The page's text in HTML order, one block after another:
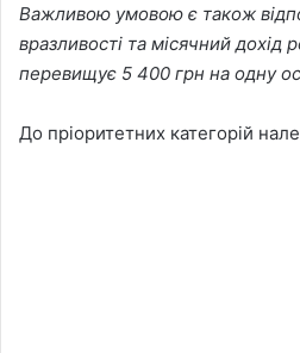
Важливою умовою є також
вразливості та місячний дохід
перевищує 5 400 грн на одну
До пріоритетних категорій